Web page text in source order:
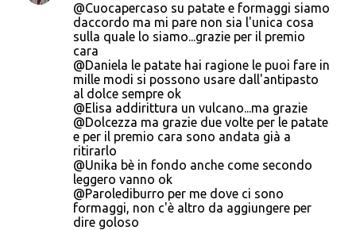
@Cuocapercaso su patate e formaggi siamo
daccordo ma mi pare non sia l'unica cosa
sulla quale lo siamo...grazie per il premio
cara
@Daniela le patate hai ragione le puoi fare in
mille modi si possono usare dall'antipasto
al dolce sempre ok
@Elisa addirittura un vulcano...ma grazie
@Dolcezza ma grazie due volte per le patate
e per il premio cara sono andata già a
ritirarlo
@Unika bè in fondo anche come secondo
leggero vanno ok
@Parolediburro per me dove ci sono
formaggi, non c'è altro da aggiungere per
dire goloso